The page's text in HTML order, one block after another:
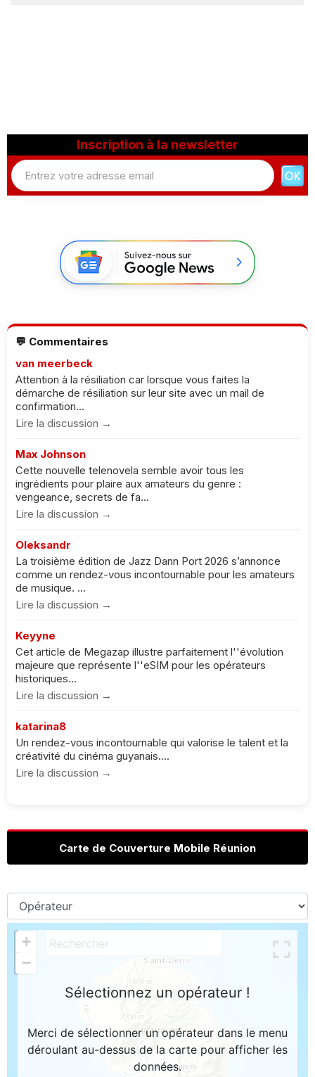
Inscription à la newsletter
💬 Commentaires
van meerbeck
Attention à la résiliation car lorsque vous faites la
démarche de résiliation sur leur site avec un mail de
confirmation...
Lire la discussion →
Max Johnson
Cette nouvelle telenovela semble avoir tous les
ingrédients pour plaire aux amateurs du genre :
vengeance, secrets de fa...
Lire la discussion →
Oleksandr
La troisième édition de Jazz Dann Port 2026 s’annonce
comme un rendez-vous incontournable pour les amateurs
de musique. ...
Lire la discussion →
Keyyne
Cet article de Megazap illustre parfaitement l''évolution
majeure que représente l''eSIM pour les opérateurs
historiques...
Lire la discussion →
katarina8
Un rendez-vous incontournable qui valorise le talent et la
créativité du cinéma guyanais....
Lire la discussion →
Carte de Couverture Mobile Réunion